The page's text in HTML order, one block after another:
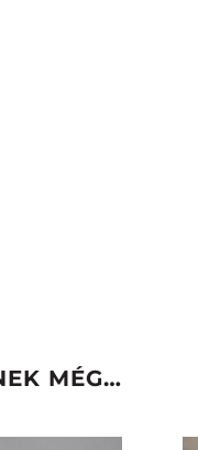
MÉG…